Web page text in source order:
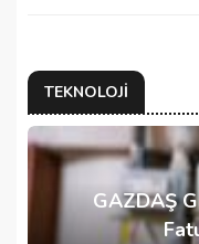
TEKNOLOJI
GAZDAŞ